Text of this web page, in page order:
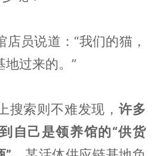
员说道：“我们的猫，
地过来的。”
搜索则不难发现，许多
自己是领养馆的“供货